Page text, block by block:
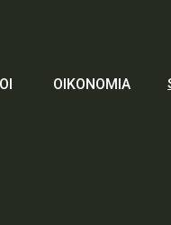
ΟΙΚΟΝΟΜΙΑ